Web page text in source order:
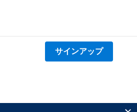
サインアップ